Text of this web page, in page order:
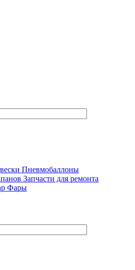
Пневмобаллоны
Запчасти для ремонта
Фары